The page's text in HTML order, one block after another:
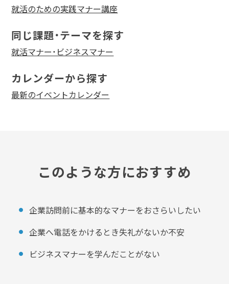
就活のための実践マナー講座
同じ課題・テーマを探す
就活マナー・ビジネスマナー
カレンダーから探す
最新のイベントカレンダー
このような方におすすめ
企業訪問前に基本的なマナーをおさらいしたい
企業へ電話をかけるとき失礼がないか不安
ビジネスマナーを学んだことがない